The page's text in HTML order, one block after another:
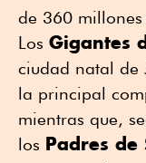
de 360
Los Gigantes
ciudad natal de
la principal
mientras que,
los Padres de